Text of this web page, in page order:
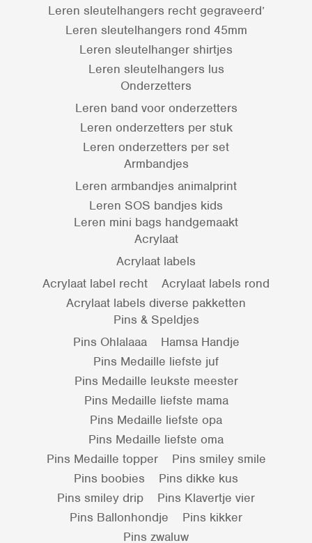
Leren sleutelhangers recht gegraveerd’
Leren sleutelhangers rond 45mm
Leren sleutelhanger shirtjes
Leren sleutelhangers lus
Onderzetters
Leren band voor onderzetters
Leren onderzetters per stuk
Leren onderzetters per set
Armbandjes
Leren armbandjes animalprint
Leren SOS bandjes kids
Leren mini bags handgemaakt
Acrylaat
Acrylaat labels
Acrylaat label recht
Acrylaat labels rond
Acrylaat labels diverse pakketten
Pins & Speldjes
Pins Ohlalaaa
Hamsa Handje
Pins Medaille liefste juf
Pins Medaille leukste meester
Pins Medaille liefste mama
Pins Medaille liefste opa
Pins Medaille liefste oma
Pins Medaille topper
Pins smiley smile
Pins boobies
Pins dikke kus
Pins smiley drip
Pins Klavertje vier
Pins Ballonhondje
Pins kikker
Pins zwaluw